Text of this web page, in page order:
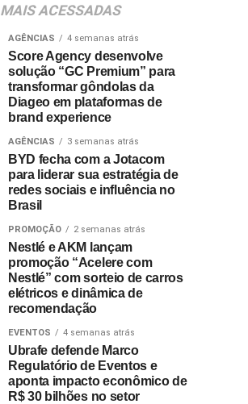
MAIS ACESSADAS
AGÊNCIAS 4 semanas atrás
Score Agency desenvolve
solução “GC Premium” para
transformar gôndolas da
Diageo em plataformas de
brand experience
AGÊNCIAS 3 semanas atrás
BYD fecha com a Jotacom
para liderar sua estratégia de
redes sociais e influência no
Brasil
PROMOÇÃO 2 semanas atrás
Nestlé e AKM lançam
promoção “Acelere com
Nestlé” com sorteio de carros
elétricos e dinâmica de
recomendação
EVENTOS 4 semanas atrás
Ubrafe defende Marco
Regulatório de Eventos e
aponta impacto econômico de
R$ 30 bilhões no setor